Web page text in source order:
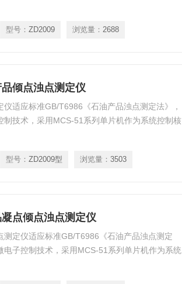
型号： ZD2009 浏览量： 2688
倾点浊点测定仪
适应标准GB/T6986《石油产品浊点测定法》，
制技术，采用MCS-51系列单片机作为系统控制核
型号： ZD2009型 浏览量： 3503
点倾点浊点测定仪
测定仪适应标准GB/T6986《石油产品浊点测定
电子控制技术，采用MCS-51系列单片机作为系统